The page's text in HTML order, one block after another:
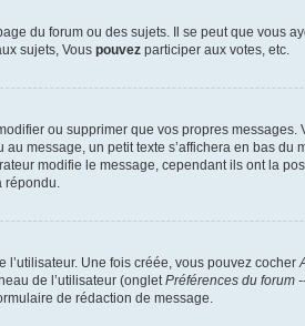
du forum ou des sujets. Il se peut que vous
sujets, Vous pouvez participer aux votes, etc.
ou supprimer que vos propres
message, un petit texte s’affichera en bas
modifie le message, cependant ils ont la
répondu.
l’utilisateur. Une fois créée, vous pouvez cocher
de l’utilisateur (ongletPréférences du forum
de rédaction de message.